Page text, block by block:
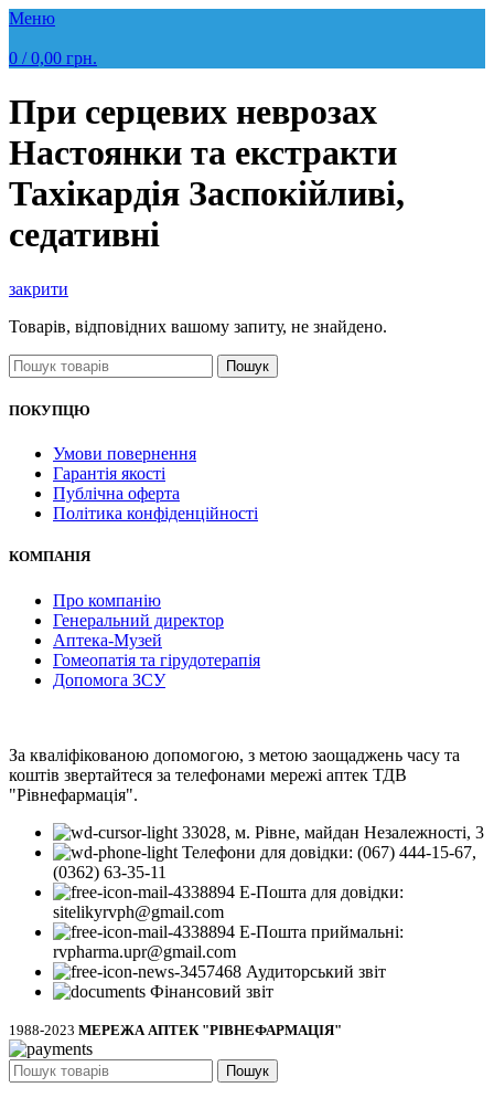
Меню
0 / 0,00 грн.
При серцевих неврозах
Настоянки та екстракти
Тахікардія Заспокійливі,
седативні
закрити
Товарів, відповідних вашому запиту, не знайдено.
Пошук
ПОКУПЦЮ
Умови повернення
Гарантія якості
Публічна оферта
Політика конфіденційності
КОМПАНІЯ
Про компанію
Генеральний директор
Аптека-Музей
Гомеопатія та гірудотерапія
Допомога ЗСУ
За кваліфікованою допомогою, з метою заощаджень часу та
коштів звертайтеся за телефонами мережі аптек ТДВ
"Рівнефармація".
33028, м. Рівне, майдан Незалежності, 3
Телефони для довідки: (067) 444-15-67,
(0362) 63-35-11
Е-Пошта для довідки:
sitelikyrvph@gmail.com
Е-Пошта приймальні:
rvpharma.upr@gmail.com
Аудиторський звіт
Фінансовий звіт
1988-2023 МЕРЕЖА АПТЕК "РІВНЕФАРМАЦІЯ"
Пошук